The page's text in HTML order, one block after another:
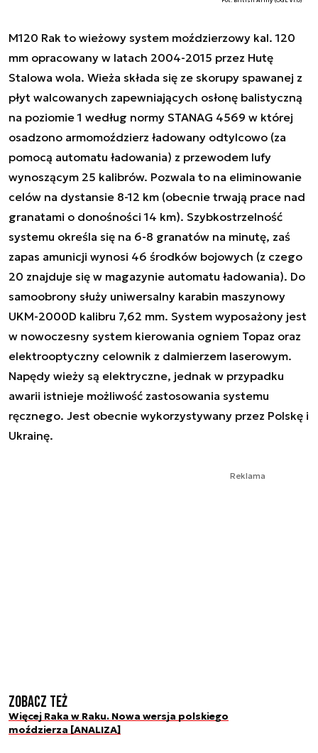
M120 Rak to wieżowy system moździerzowy kal. 120
mm opracowany w latach 2004-2015 przez Hutę
Stalowa wola. Wieża składa się ze skorupy spawanej z
płyt walcowanych zapewniających osłonę balistyczną
na poziomie 1 według normy STANAG 4569 w której
osadzono armomoździerz ładowany odtylcowo (za
pomocą automatu ładowania) z przewodem lufy
wynoszącym 25 kalibrów. Pozwala to na eliminowanie
celów na dystansie 8-12 km (obecnie trwają prace nad
granatami o donośności 14 km). Szybkostrzelność
systemu określa się na 6-8 granatów na minutę, zaś
zapas amunicji wynosi 46 środków bojowych (z czego
20 znajduje się w magazynie automatu ładowania). Do
samoobrony służy uniwersalny karabin maszynowy
UKM-2000D kalibru 7,62 mm. System wyposażony jest
w nowoczesny system kierowania ogniem Topaz oraz
elektrooptyczny celownik z dalmierzem laserowym.
Napędy wieży są elektryczne, jednak w przypadku
awarii istnieje możliwość zastosowania systemu
ręcznego. Jest obecnie wykorzystywany przez Polskę i
Ukrainę.
Reklama
Zobacz też
Więcej Raka w Raku. Nowa wersja polskiego
moździerza [ANALIZA]